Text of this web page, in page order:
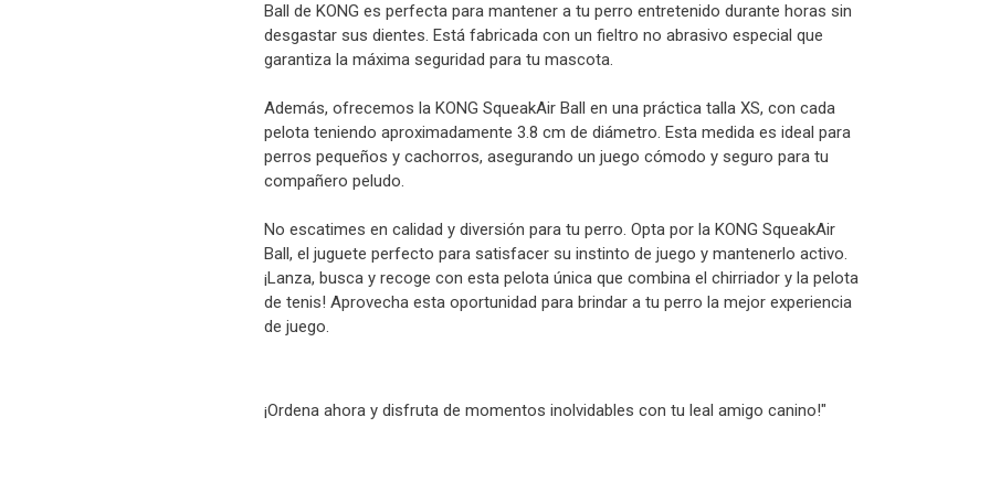
Ball de KONG es perfecta para mantener a tu perro entretenido durante horas sin
desgastar sus dientes. Está fabricada con un fieltro no abrasivo especial que
garantiza la máxima seguridad para tu mascota.
Además, ofrecemos la KONG SqueakAir Ball en una práctica talla XS, con cada
pelota teniendo aproximadamente 3.8 cm de diámetro. Esta medida es ideal para
perros pequeños y cachorros, asegurando un juego cómodo y seguro para tu
compañero peludo.
No escatimes en calidad y diversión para tu perro. Opta por la KONG SqueakAir
Ball, el juguete perfecto para satisfacer su instinto de juego y mantenerlo activo.
¡Lanza, busca y recoge con esta pelota única que combina el chirriador y la pelota
de tenis! Aprovecha esta oportunidad para brindar a tu perro la mejor experiencia
de juego.
¡Ordena ahora y disfruta de momentos inolvidables con tu leal amigo canino!"